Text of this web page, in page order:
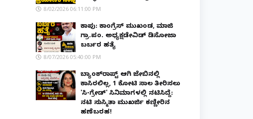
8/02/2026 06:11:00 PM
ಕಾಪು: ಕಾಂಗ್ರೆಸ್ ಮುಖಂಡ, ಮಾಜಿ
ಗ್ರಾ.ಪಂ. ಅಧ್ಯಕ್ಷಡೇವಿಡ್ ಡಿಸೋಜಾ
ಬರ್ಬರ ಹತ್ಯೆ
8/07/2026 05:40:00 PM
ಬ್ಯಾಂಕ್‌ರಾಪ್ಟ್‌ ಆಗಿ ಜೇಬಿನಲ್ಲಿ
ಕಾಸಿರಲಿಲ್ಲ, ₹1 ಕೋಟಿ ಸಾಲ ತೀರಿಸಲು
'ಸಿ-ಗ್ರೇಡ್' ಸಿನಿಮಾಗಳಲ್ಲಿ ನಟಿಸಿದ್ದೆ:
ನಟಿ ಸುಸ್ಮಿತಾ ಮುಖರ್ಜಿ ಕಣ್ಣೀರಿನ
ಹಣೆಬರಹ!